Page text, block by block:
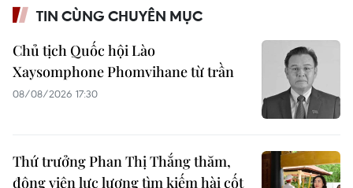
TIN CÙNG CHUYÊN MỤC
Chủ tịch Quốc hội Lào
Xaysomphone Phomvihane từ trần
08/08/2026 17:30
Thứ trưởng Phan Thị Thắng thăm,
động viên lực lượng tìm kiếm hài cốt